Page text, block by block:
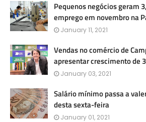
Pequenos negócios geram
emprego em novembro na
January 11, 2021
Vendas no comércio de
apresentar crescimento de
January 03, 2021
Salário mínimo passa a
desta sexta-feira
January 01, 2021